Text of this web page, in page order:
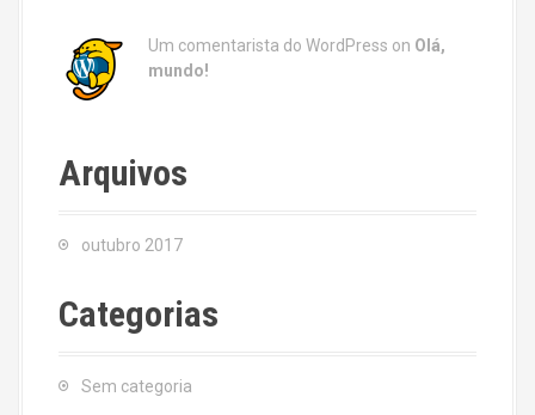
Um comentarista do WordPress on Olá,
mundo!
Arquivos
outubro 2017
Categorias
Sem categoria